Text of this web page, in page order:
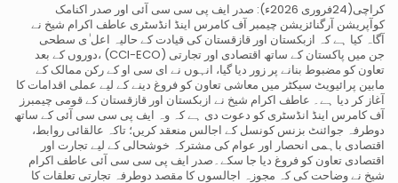
کراچی(24فروری 2026ء): صدر ایف پی سی سی آئی اور صدر اکنامک
کوآپریشن آرگنائزیشن چیمبر آف کامرس اینڈ انڈسٹری عاطف اکرام شیخ نے
آگاہ کیا ہے کہ ازبکستان اور قازقستان کی قیادت کے حالیہ اعل ٰی سطحی
دوروں کے بعد، (CCI-ECO) جن میں پاکستان کے ساتھ اقتصادی اور تجارتی
تعاون کو مضبوط بنانے پر زور دیا گیا، انہوں نے ای سی او کے رکن ممالک کے
مابین پرائیویٹ سیکٹر میں معاشی تعاون کو فروغ دینے کے لیے عملی اقدامات کا
آغاز کر دیا ہے۔ عاطف اکرام شیخ نے ازبکستان اور قازقستان کے قومی چیمبرز
آف کامرس اینڈ انڈسٹری کو دعوت دی ہے کہ وہ ایف پی سی سی آئی کے ساتھ
دوطرفہ جوائنٹ بزنس کونسل کے اجالس منعقد کریں؛ تاکہ عالقائی روابط،
اقتصادی باہمی انحصار اور عوام کی مشترکہ خوشحالی کے لیے تجارت اور
اقتصادی تعاون کو فروغ دیا جا سکے۔صدر ایف پی سی سی آئی عاطف اکرام
شیخ نے وضاحت کی کہ مجوزہ اجالسوں کا مقصد دوطرفہ تجارتی تعلقات کا